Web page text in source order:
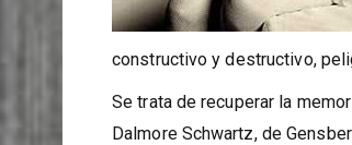
constructivo y destructivo,
Se trata de recuperar la
Dalmore Schwartz, de